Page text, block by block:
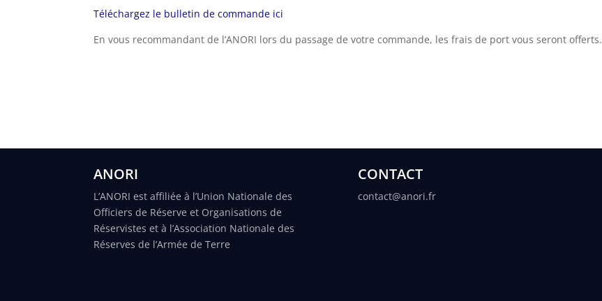
Téléchargez le bulletin de commande ici
En vous recommandant de l’ANORI lors du passage de votre commande, les frais de port vous seront offerts.
ANORI
L’ANORI est affiliée à l’Union Nationale des
Officiers de Réserve et Organisations de
Réservistes et à l’Association Nationale des
Réserves de l’Armée de Terre
CONTACT
contact@anori.fr